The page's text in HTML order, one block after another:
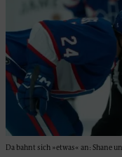
Da bahnt sich »etwas« an: Shane